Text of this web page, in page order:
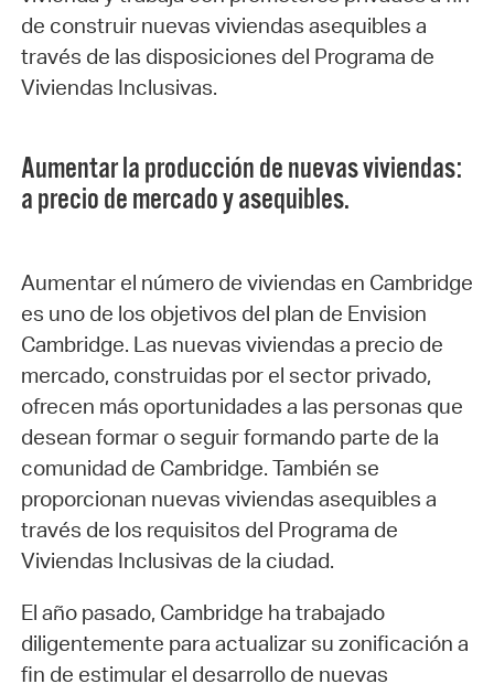
de construir nuevas viviendas asequibles a
través de las disposiciones del Programa de
Viviendas Inclusivas.
Aumentar la producción de nuevas viviendas:
a precio de mercado y asequibles.
Aumentar el número de viviendas en Cambridge
es uno de los objetivos del plan de Envision
Cambridge. Las nuevas viviendas a precio de
mercado, construidas por el sector privado,
ofrecen más oportunidades a las personas que
desean formar o seguir formando parte de la
comunidad de Cambridge. También se
proporcionan nuevas viviendas asequibles a
través de los requisitos del Programa de
Viviendas Inclusivas de la ciudad.
El año pasado, Cambridge ha trabajado
diligentemente para actualizar su zonificación a
fin de estimular el desarrollo de nuevas